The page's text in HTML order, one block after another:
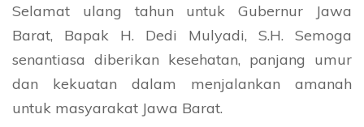
Selamat ulang tahun untuk Gubernur Jawa
Barat, Bapak H. Dedi Mulyadi, S.H. Semoga
senantiasa diberikan kesehatan, panjang umur
dan kekuatan dalam menjalankan amanah
untuk masyarakat Jawa Barat.